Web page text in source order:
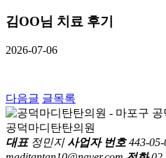
김OO님 치료 후기
2026-07-06
다음글 글목록
공덕마디탄탄의원
대표정민지 사업자 번호443-05-